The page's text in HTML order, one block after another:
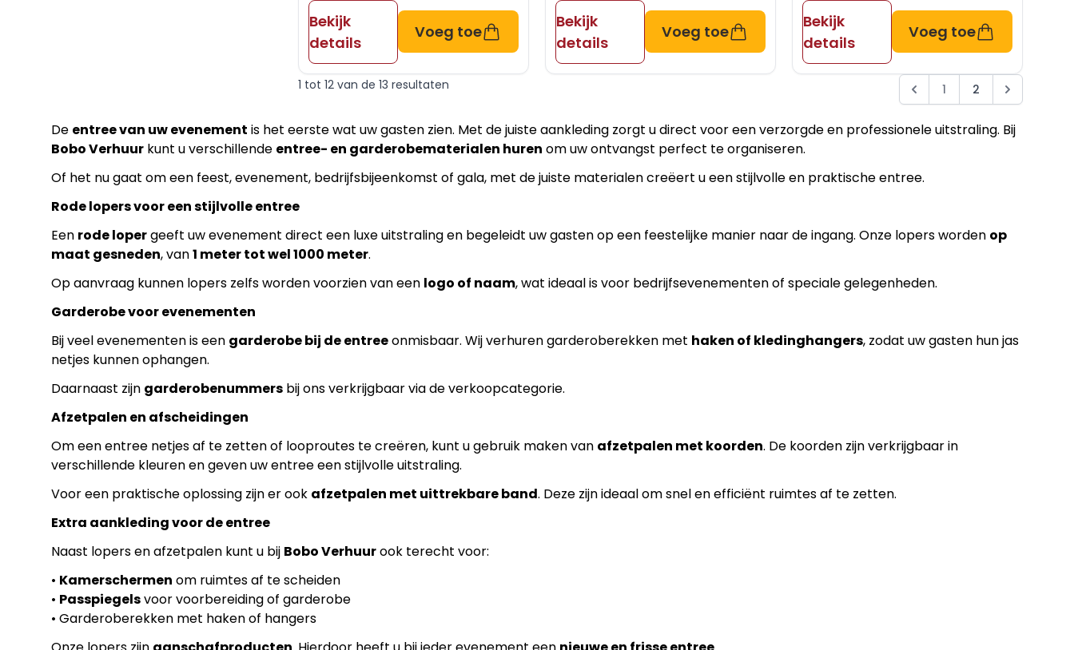
Bekijk
details
Voeg toe
Bekijk
details
Voeg toe
Bekijk
details
Voeg toe
1 tot 12 van de 13 resultaten 1 2
De entree van uw evenement is het eerste wat uw gasten zien. Met de juiste aankleding zorgt u direct voor een verzorgde en professionele uitstraling. Bij
Bobo Verhuur kunt u verschillende entree- en garderobematerialen huren om uw ontvangst perfect te organiseren.
Of het nu gaat om een feest, evenement, bedrijfsbijeenkomst of gala, met de juiste materialen creëert u een stijlvolle en praktische entree.
Rode lopers voor een stijlvolle entree
Een rode lopergeeft uw evenement direct een luxe uitstraling en begeleidt uw gasten op een feestelijke manier naar de ingang. Onze lopers worden op
maat gesneden, van1 meter tot wel 1000 meter.
Op aanvraag kunnen lopers zelfs worden voorzien van een logo of naam, wat ideaal is voor bedrijfsevenementen of speciale gelegenheden.
Garderobe voor evenementen
Bij veel evenementen is een garderobe bij de entreeonmisbaar. Wij verhuren garderoberekken met haken of kledinghangers, zodat uw gasten hun jas
netjes kunnen ophangen.
Daarnaast zijn garderobenummers bij ons verkrijgbaar via de verkoopcategorie.
Afzetpalen en afscheidingen
Om een entree netjes af te zetten of looproutes te creëren, kunt u gebruik maken van afzetpalen met koorden. De koorden zijn verkrijgbaar in
verschillende kleuren en geven uw entree een stijlvolle uitstraling.
Voor een praktische oplossing zijn er ook afzetpalen met uittrekbare band. Deze zijn ideaal om snel en efficiënt ruimtes af te zetten.
Extra aankleding voor de entree
Naast lopers en afzetpalen kunt u bij Bobo Verhuurook terecht voor:
• Kamerschermen om ruimtes af te scheiden
• Passpiegelsvoor voorbereiding of garderobe
• Garderoberekken met haken of hangers